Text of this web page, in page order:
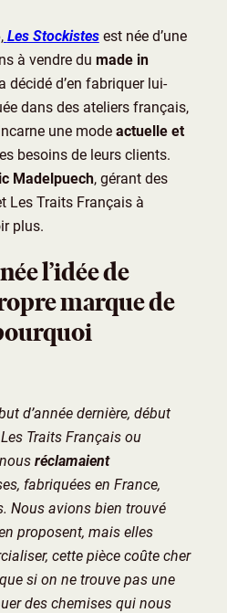
Les Stockistesest née d’une
à vendre du made in
décidé d’en fabriquer lui-
dans des ateliers français,
une mode actuelle et
besoins de leurs clients.
Madelpuech, gérant des
Les Traits Français à
plus.
l’idée de
marque de
d’année dernière, début
Traits Français ou
réclamaient
fabriquées en France,
Nous avions bien trouvé
proposent, mais elles
cette pièce coûte cher
si on ne trouve pas une
des chemises qui nous